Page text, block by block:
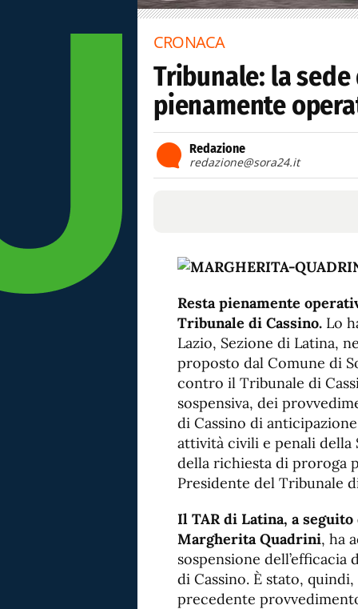
CRONACA
Tribunale: la
pienamente
Redazione
redazione@sora24.it
Resta pienamente
Tribunale di Cassino. Lo
Lazio, Sezione di Latina,
proposto dal Comune di
contro il Tribunale di
sospensiva, dei
di Cassino di
attività civili e penali della
della richiesta di proroga
Presidente del Tribunale
Il TAR di Latina, a
Margherita Quadrini, ha
sospensione
di Cassino. È stato,
precedente